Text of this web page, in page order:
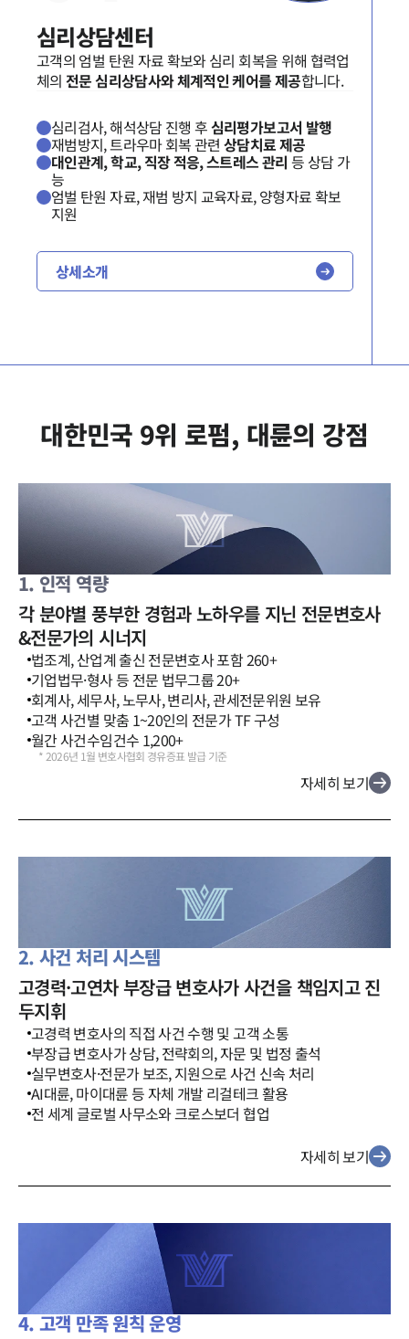
업무분야
전체
구성원 소개
소식/자료
법률 블로그
대륜법률상담예약
심리상담센터
고객의 엄벌 탄원 자료 확보와 심리 회복을 위해 협력업
체의전문 심리상담사와 체계적인 케어를 제공합니다.
심리검사, 해석상담 진행 후심리평가보고서 발행
재범방지, 트라우마 회복 관련상담치료 제공
대인관계, 학교, 직장 적응, 스트레스 관리 등 상담 가
능
엄벌 탄원 자료, 재범 방지 교육자료, 양형자료 확보
지원
상세소개
대한민국 9위 로펌, 대륜의 강점
1. 인적 역량
각 분야별 풍부한 경험과 노하우를 지닌 전문변호사
&전문가의 시너지
법조계, 산업계 출신 전문변호사 포함 260+
기업법무·형사 등 전문 법무그룹 20+
회계사, 세무사, 노무사, 변리사, 관세전문위원 보유
고객 사건별 맞춤 1~20인의 전문가 TF 구성
월간 사건수임건수 1,200+
* 2026년 1월 변호사협회 경유증표 발급 기준
자세히 보기
2. 사건 처리 시스템
고경력·고연차 부장급 변호사가 사건을 책임지고 진
두지휘
고경력 변호사의 직접 사건 수행 및 고객 소통
부장급 변호사가 상담, 전략회의, 자문 및 법정 출석
실무변호사·전문가 보조, 지원으로 사건 신속 처리
AI대륜, 마이대륜 등 자체 개발 리걸테크 활용
전 세계 글로벌 사무소와 크로스보더 협업
자세히 보기
4. 고객 만족 원칙 운영